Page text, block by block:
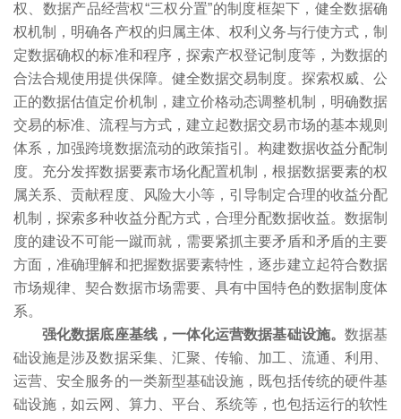
权、数据产品经营权“三权分置”的制度框架下，健全数据确
权机制，明确各产权的归属主体、权利义务与行使方式，制
定数据确权的标准和程序，探索产权登记制度等，为数据的
合法合规使用提供保障。健全数据交易制度。探索权威、公
正的数据估值定价机制，建立价格动态调整机制，明确数据
交易的标准、流程与方式，建立起数据交易市场的基本规则
体系，加强跨境数据流动的政策指引。构建数据收益分配制
度。充分发挥数据要素市场化配置机制，根据数据要素的权
属关系、贡献程度、风险大小等，引导制定合理的收益分配
机制，探索多种收益分配方式，合理分配数据收益。数据制
度的建设不可能一蹴而就，需要紧抓主要矛盾和矛盾的主要
方面，准确理解和把握数据要素特性，逐步建立起符合数据
市场规律、契合数据市场需要、具有中国特色的数据制度体
系。
强化数据底座基线，一体化运营数据基础设施。 数据基
础设施是涉及数据采集、汇聚、传输、加工、流通、利用、
运营、安全服务的一类新型基础设施，既包括传统的硬件基
础设施，如云网、算力、平台、系统等，也包括运行的软性